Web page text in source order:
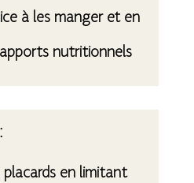
à les manger et en
nutritionnels
en limitant